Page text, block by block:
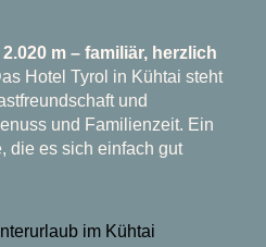
m – familiär, herzlich
Hotel Tyrol in Kühtai steht
und
und Familienzeit. Ein
die es sich einfach gut
im Kühtai